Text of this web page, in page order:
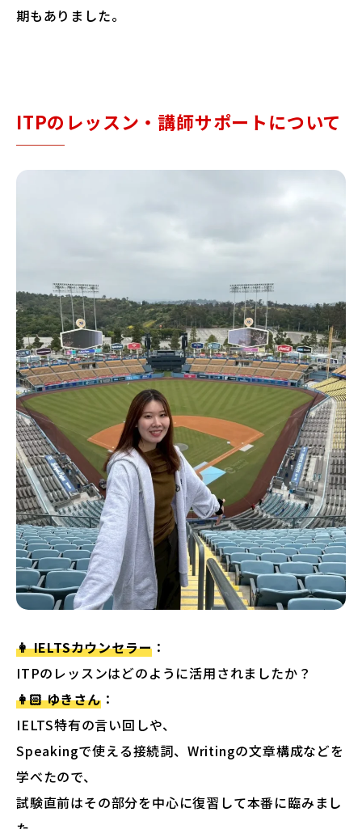
期もありました。
ITPのレッスン・講師サポートについて
👩 IELTSカウンセラー ：
ITPのレッスンはどのように活用されましたか？
👩🏻 ゆきさん：
IELTS特有の言い回しや、
Speakingで使える接続詞、Writingの文章構成などを
学べたので、
試験直前はその部分を中心に復習して本番に臨みまし